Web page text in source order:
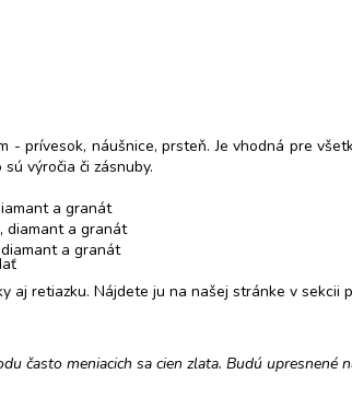
- prívesok, náušnice, prsteň. Je vhodná pre
výročia či zásnuby.
a granát
diamant a granát
a granát
aj retiazku. Nájdete ju na našej stránke v sekcii
často meniacich sa cien zlata. Budú upresnené